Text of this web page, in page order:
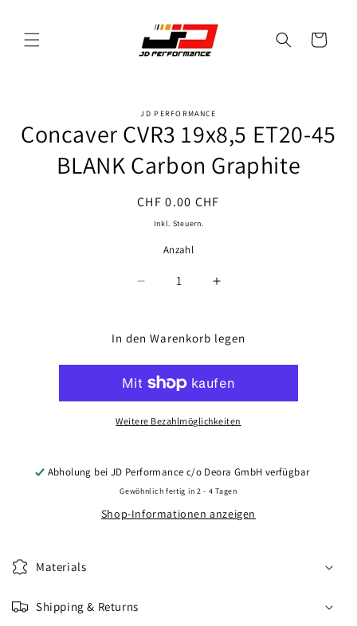
Inhalt
Warenkorb
JD PERFORMANCE
Concaver CVR3 19x8,5 ET20-45
BLANK Carbon Graphite
Normaler
Preis
CHF 0.00 CHF
Inkl. Steuern.
Anzahl
Anzahl
Verringere
für
CVR3
19x8,5
ET20-
45
Graphite
Erhöhe
für
19x8,5
ET20-
45
Graphite
In den Warenkorb legen
Weitere Bezahlmöglichkeiten
Abholung bei JD Performance c/o Deora GmbH verfügbar
Gewöhnlich fertig in 2 - 4 Tagen
Shop-Informationen anzeigen
Materials
Shipping & Returns